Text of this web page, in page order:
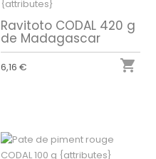
Ravitoto CODAL 420 g
de Madagascar
6,16 € 